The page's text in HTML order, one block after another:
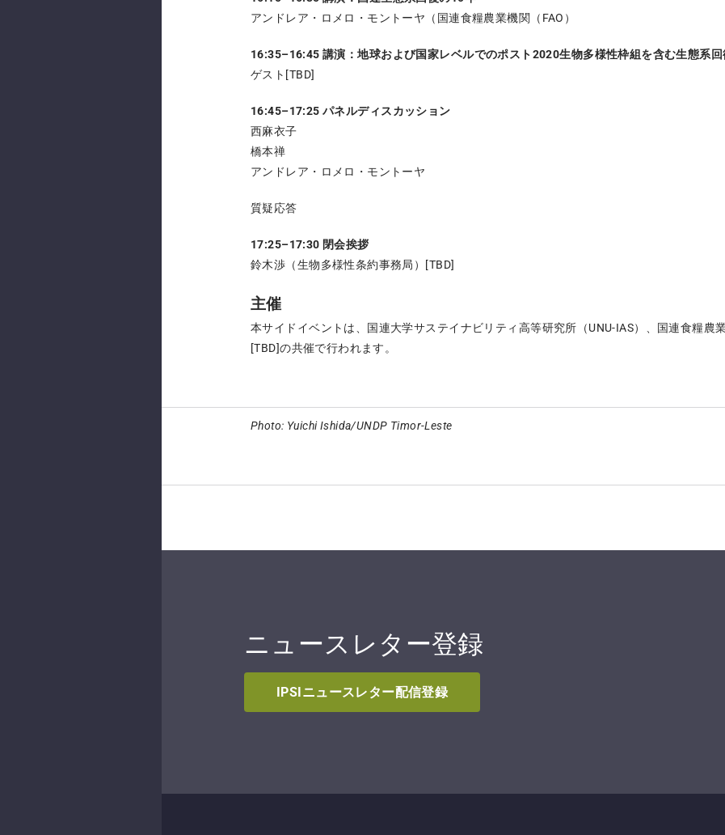
アンドレア・ロメロ・モントーヤ（国連食糧農業機関（FAO）
16:35–16:45 講演：地球および国家レベルでのポスト2020生物多様性枠組を含む生態系回
ゲスト[TBD]
16:45–17:25 パネルディスカッション
西麻衣子
橋本禅
アンドレア・ロメロ・モントーヤ
質疑応答
17:25–17:30 閉会挨拶
鈴木渉（生物多様性条約事務局）[TBD]
主催
本サイドイベントは、国連大学サステイナビリティ高等研究所（UNU-IAS）、国連食糧農
[TBD]の共催で行われます。
Photo: Yuichi Ishida/UNDP Timor-Leste
ニュースレター登録
IPSIニュースレター配信登録